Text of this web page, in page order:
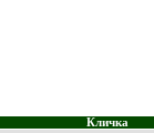
Кличка